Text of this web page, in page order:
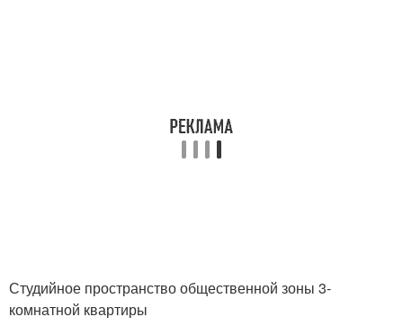
Студийное пространство общественной зоны 3-
комнатной квартиры